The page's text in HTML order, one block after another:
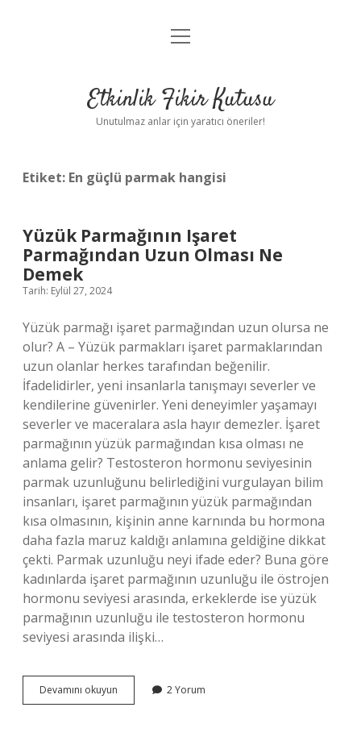
Anasayfa
Yasal Uyarı
menüyü
Etkinlik Fikir Kutusu
Unutulmaz anlar için yaratıcı öneriler!
Etiket: En güçlü parmak hangisi
Yüzük Parmağının Işaret
Parmağından Uzun Olması Ne
Demek
Tarih: Eylül 27, 2024
Yüzük parmağı işaret parmağından uzun olursa ne
olur? A – Yüzük parmakları işaret parmaklarından
uzun olanlar herkes tarafından beğenilir.
İfadelidirler, yeni insanlarla tanışmayı severler ve
kendilerine güvenirler. Yeni deneyimler yaşamayı
severler ve maceralara asla hayır demezler. İşaret
parmağının yüzük parmağından kısa olması ne
anlama gelir? Testosteron hormonu seviyesinin
parmak uzunluğunu belirlediğini vurgulayan bilim
insanları, işaret parmağının yüzük parmağından
kısa olmasının, kişinin anne karnında bu hormona
daha fazla maruz kaldığı anlamına geldiğine dikkat
çekti. Parmak uzunluğu neyi ifade eder? Buna göre
kadınlarda işaret parmağının uzunluğu ile östrojen
hormonu seviyesi arasında, erkeklerde ise yüzük
parmağının uzunluğu ile testosteron hormonu
seviyesi arasında ilişki…
Devamını okuyun
Parmağının
2 Yorum